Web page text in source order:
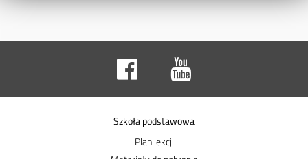
Szkoła podstawowa
Plan lekcji